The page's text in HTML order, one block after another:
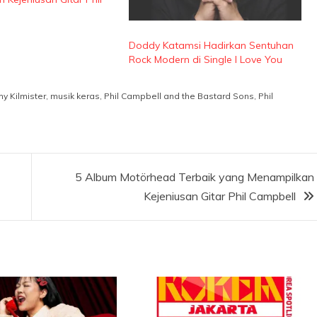
Doddy Katamsi Hadirkan Sentuhan
Rock Modern di Single I Love You
Kilmister, musik keras, Phil Campbell and the Bastard Sons, Phil
5 Album Motörhead Terbaik yang Menampilkan
Kejeniusan Gitar Phil Campbell